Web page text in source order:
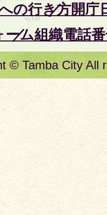
の行き方開庁
ーム組織電話
© Tamba City All